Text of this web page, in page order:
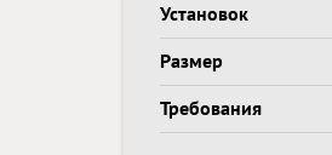
Установок
Размер
Требования